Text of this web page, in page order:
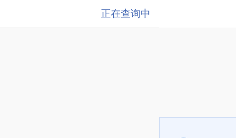
正在查询中